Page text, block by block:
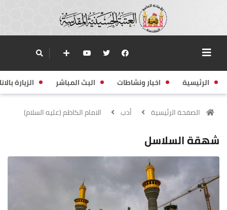
الرئيسية اخبار ونشاطات البث المباشر الزيارة
الصفحة الرئيسية أدب الامام الكاظم (عليه السلام)
شهقة السلاسل